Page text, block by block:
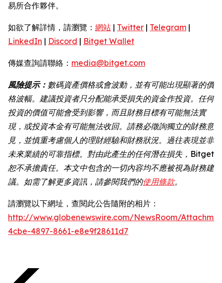
易所合作夥伴。
如欲了解詳情，請瀏覽： 網站 | Twitter | Telegram |
LinkedIn | Discord | Bitget Wallet
傳媒查詢請聯絡： media@bitget.com
風險提示： 數碼資產價格或會波動，並有可能出現顯著的價
格波幅。建議投資者只分配能承受損失的資金作投資。任何
投資的價值可能會受到影響，而且財務目標有可能無法實
現，或投資本金有可能無法收回。請務必徵詢獨立的財務意
見，並慎重考慮個人的理財經驗和財務狀況。過往表現並非
未來業績的可靠指標。對由此產生的任何潛在損失，Bitget
恕不承擔責任。本文中包含的一切內容均不應被視為財務建
議。如需了解更多資訊，請參閱我們的使用條款。
請瀏覽以下網址，查閱此公告隨附的相片：
http://www.globenewswire.com/NewsRoom/
4cbe-4897-8661-e8e9f28611d7